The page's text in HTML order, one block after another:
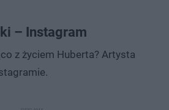
– Instagram
z życiem Huberta? Artysta